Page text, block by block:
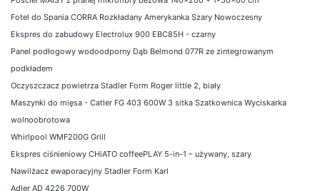
Fotel do Spania CORRA Rozkładany Amerykanka Szary Nowoczesny
Ekspres do zabudowy Electrolux 900 EBC85H - czarny
Panel podłogowy wodoodporny Dąb Belmond 077R ze zintegrowanym
podkładem
Oczyszczacz powietrza Stadler Form Roger little 2, biały
Maszynki do mięsa - Catler FG 403 600W 3 sitka Szatkownica Wyciskarka
wolnoobrotowa
Whirlpool WMF200G Grill
Ekspres ciśnieniowy CHiATO coffeePLAY 5-in-1 – używany, szary
Nawilżacz ewaporacyjny Stadler Form Karl
Adler AD 4226 700W